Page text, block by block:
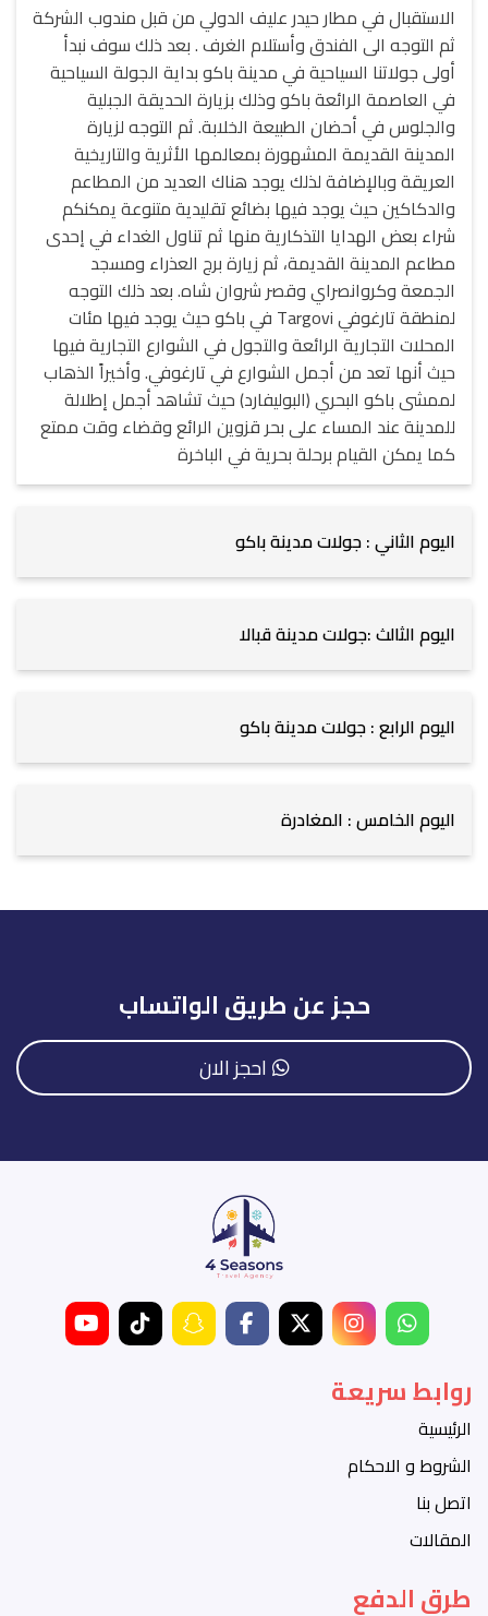
الاستقبال في مطار حيدر عليف الدولي من قبل مندوب الشركة
ثم التوجه الى الفندق وأستلام الغرف . بعد ذلك سوف نبدأ
أولى جولاتنا السياحية في مدينة باكو بداية الجولة السياحية
في العاصمة الرائعة باكو وذلك بزيارة الحديقة الجبلية
والجلوس في أحضان الطبيعة الخلابة. ثم التوجه لزيارة
المدينة القديمة المشهورة بمعالمها الأثرية والتاريخية
العريقة وبالإضافة لذلك يوجد هناك العديد من المطاعم
والدكاكين حيث يوجد فيها بضائع تقليدية متنوعة يمكنكم
شراء بعض الهدايا التذكارية منها ثم تناول الغداء في إحدى
مطاعم المدينة القديمة، ثم زيارة برج العذراء ومسجد
الجمعة وكروانصراي وقصر شروان شاه. بعد ذلك التوجه
لمنطقة تارغوفي Targovi في باكو حيث يوجد فيها مئات
المحلات التجارية الرائعة والتجول في الشوارع التجارية فيها
حيث أنها تعد من أجمل الشوارع في تارغوفي. وأخيراً الذهاب
لممشى باكو البحري (البوليفارد) حيث تشاهد أجمل إطلالة
للمدينة عند المساء على بحر قزوين الرائع وقضاء وقت ممتع
كما يمكن القيام برحلة بحرية في الباخرة
اليوم الثاني : جولات مدينة باكو
اليوم الثالث :جولات مدينة قبالا
اليوم الرابع : جولات مدينة باكو
اليوم الخامس : المغادرة
حجز عن طريق الواتساب
احجز الان
روابط سريعة
الرئيسية
الشروط و الاحكام
اتصل بنا
المقالات
طرق الدفع